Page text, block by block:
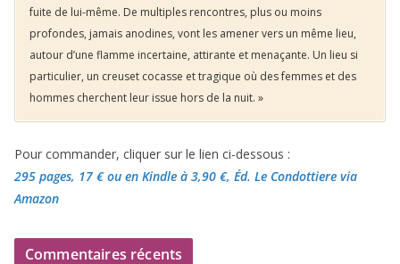
fuite de lui-même. De multiples rencontres, plus ou moins
profondes, jamais anodines, vont les amener vers un même lieu,
autour d’une flamme incertaine, attirante et menaçante. Un lieu si
particulier, un creuset cocasse et tragique où des femmes et des
hommes cherchent leur issue hors de la nuit. »
Pour commander, cliquer sur le lien ci-dessous :
295 pages, 17 €ou en Kindle à 3,90 €, Éd. Le Condottiere via
Amazon
Commentaires récents